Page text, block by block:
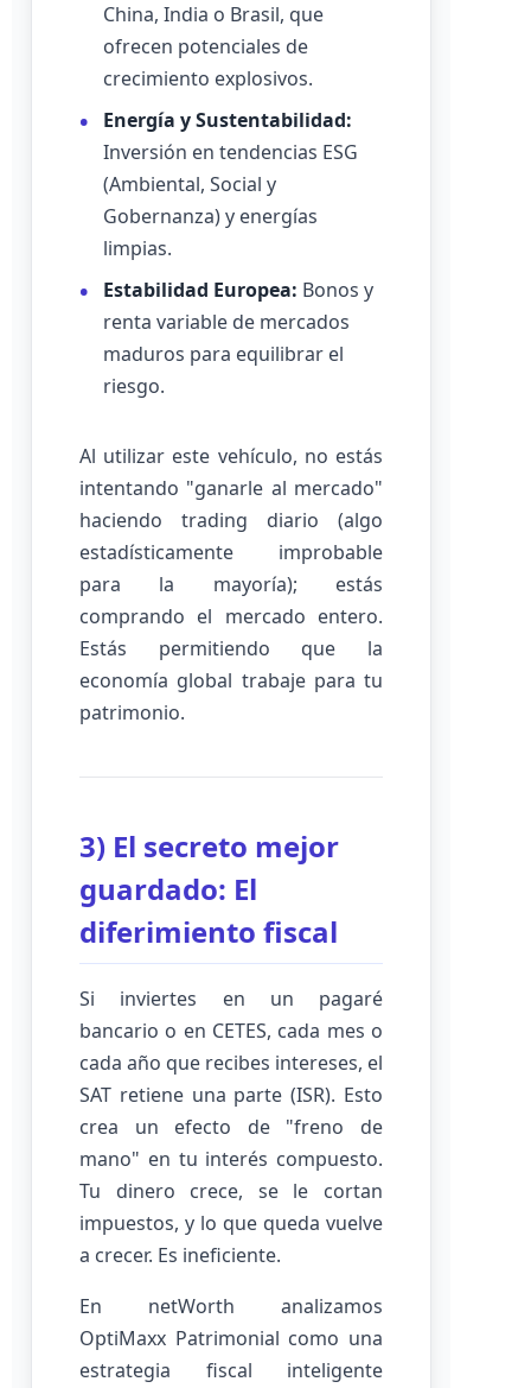
China, India o Brasil, que
ofrecen potenciales de
crecimiento explosivos.
Energía y Sustentabilidad:
Inversión en tendencias ESG
(Ambiental, Social y
Gobernanza) y energías
limpias.
Estabilidad Europea: Bonos y
renta variable de mercados
maduros para equilibrar el
riesgo.
Al utilizar este vehículo, no estás
intentando "ganarle al mercado"
haciendo trading diario (algo
estadísticamente improbable
para la mayoría); estás
comprando el mercado entero.
Estás permitiendo que la
economía global trabaje para tu
patrimonio.
3) El secreto mejor
guardado: El
diferimiento fiscal
Si inviertes en un pagaré
bancario o en CETES, cada mes o
cada año que recibes intereses, el
SAT retiene una parte (ISR). Esto
crea un efecto de "freno de
mano" en tu interés compuesto.
Tu dinero crece, se le cortan
impuestos, y lo que queda vuelve
a crecer. Es ineficiente.
En netWorth analizamos
OptiMaxx Patrimonial como una
estrategia fiscal inteligente